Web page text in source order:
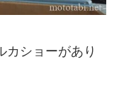
カショーがあり